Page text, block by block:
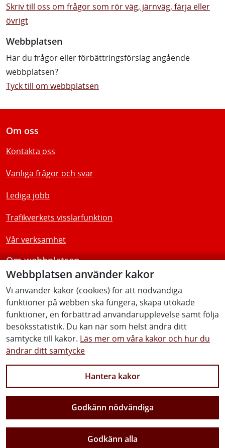
Webbplatsen använder kakor
Vi använder kakor (cookies) för att nödvändiga
funktioner på webben ska fungera, skapa utökade
funktioner, en förbättrad användarupplevelse samt följa
besöksstatistik. Du kan när som helst ändra ditt
samtycke till kakor. Läs mer om våra kakor och hur du
ändrar ditt samtycke
Hantera kakor
Godkänn nödvändiga
Godkänn alla
Skriv till oss om frågor som rör väg, järnväg, färja eller
övrigt
Webbplatsen
Har du frågor eller förbättringsförslag angående
webbplatsen?
Tyck till om webbplatsen
Vi gör Sverige närmare
Om oss
Kontakta oss
Vanliga frågor och svar
Lediga jobb
Trafikverkets visslarfunktion
Vår verksamhet
Om webbplatsen
Tillgänglighetsredogörelse
Följ oss
Facebook Youtube